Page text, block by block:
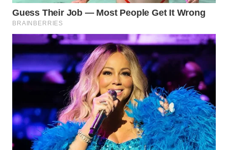
SUBANG
WN
SUKABUMI
WN
PURWAKARTA
WN
PRIANGAN
TIMUR